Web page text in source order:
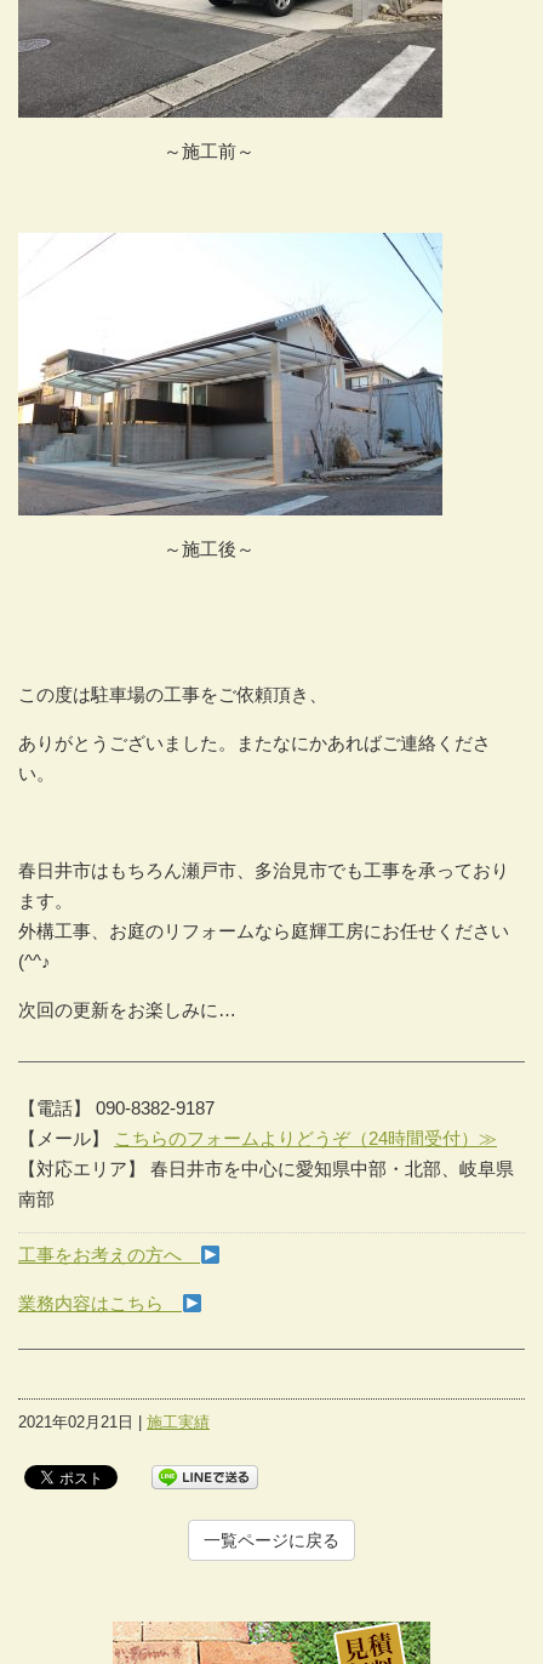
～施工前～
～施工後～
この度は駐車場の工事をご依頼頂き、
ありがとうございました。またなにかあればご連絡くださ
い。
春日井市はもちろん瀬戸市、多治見市でも工事を承っており
ます。
外構工事、お庭のリフォームなら庭輝工房にお任せください
(^^♪
次回の更新をお楽しみに…
【電話】 090-8382-9187
【メール】
こちらのフォームよりどうぞ（24時間受付）≫
【対応エリア】 春日井市を中心に愛知県中部・北部、岐阜県
南部
工事をお考えの方へ
業務内容はこちら
2021年02月21日 | 施工実績
一覧ページに戻る